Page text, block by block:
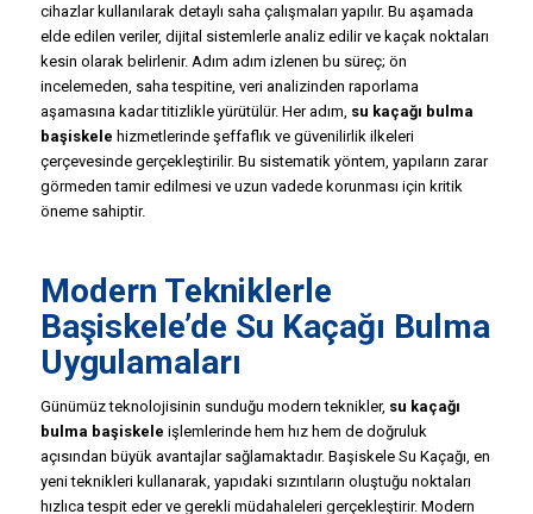
cihazlar kullanılarak detaylı saha çalışmaları yapılır. Bu aşamada
elde edilen veriler, dijital sistemlerle analiz edilir ve kaçak noktaları
kesin olarak belirlenir. Adım adım izlenen bu süreç; ön
incelemeden, saha tespitine, veri analizinden raporlama
aşamasına kadar titizlikle yürütülür. Her adım, su kaçağı bulma
başiskele hizmetlerinde şeffaflık ve güvenilirlik ilkeleri
çerçevesinde gerçekleştirilir. Bu sistematik yöntem, yapıların zarar
görmeden tamir edilmesi ve uzun vadede korunması için kritik
öneme sahiptir.
Modern Tekniklerle
Başiskele’de Su Kaçağı Bulma
Uygulamaları
Günümüz teknolojisinin sunduğu modern teknikler, su kaçağı
bulma başiskele işlemlerinde hem hız hem de doğruluk
açısından büyük avantajlar sağlamaktadır. Başiskele Su Kaçağı, en
yeni teknikleri kullanarak, yapıdaki sızıntıların oluştuğu noktaları
hızlıca tespit eder ve gerekli müdahaleleri gerçekleştirir. Modern